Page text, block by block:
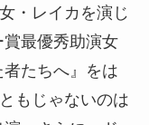
・レイカを演じ
最優秀助演女
たちへ』をは
もじゃないのは